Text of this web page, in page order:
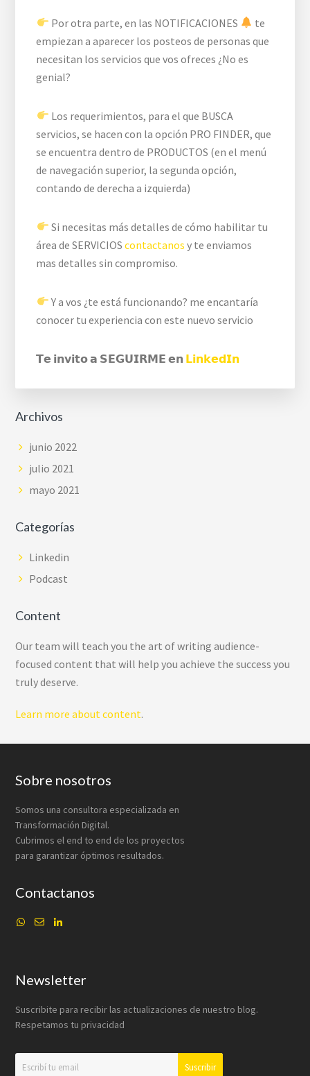
Por otra parte, en las NOTIFICACIONES
te
empiezan a aparecer los posteos de personas que
necesitan los servicios que vos ofreces ¿No es
genial?
Los requerimientos, para el que BUSCA
servicios, se hacen con la opción PRO FINDER, que
se encuentra dentro de PRODUCTOS (en el menú
de navegación superior, la segunda opción,
contando de derecha a izquierda)
Si necesitas más detalles de cómo habilitar tu
área de SERVICIOScontactanos y te enviamos
mas detalles sin compromiso.
Y a vos ¿te está funcionando? me encantaría
conocer tu experiencia con este nuevo servicio
𝗧𝗲 𝗶𝗻𝘃𝗶𝘁𝗼 𝗮 𝗦𝗘𝗚𝗨𝗜𝗥𝗠𝗘 𝗲𝗻 𝗟𝗶𝗻𝗸𝗲𝗱𝗜𝗻
Archivos
junio 2022
julio 2021
mayo 2021
Categorías
Linkedin
Podcast
Content
Our team will teach you the art of writing audience-
focused content that will help you achieve the success you
truly deserve.
Learn more about content.
Footer
Sobre nosotros
Somos una consultora especializada en
Transformación Digital.
Cubrimos el end to end de los proyectos
para garantizar óptimos resultados.
Contactanos
Newsletter
Suscribite para recibir las actualizaciones de nuestro blog.
Respetamos tu privacidad